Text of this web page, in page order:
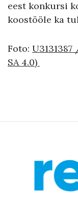
eest konkursi
koostööle ka
Foto: U3131387
SA 4.0)